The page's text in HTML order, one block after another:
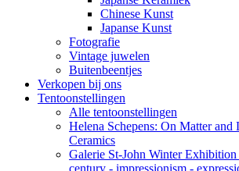
Chinese Kunst
Japanse Kunst
Fotografie
Vintage juwelen
Buitenbeentjes
Verkopen bij ons
Tentoonstellingen
Alle tentoonstellingen
Helena Schepens: On Matter
Ceramics
Galerie St-John Winter
century - impressionism -